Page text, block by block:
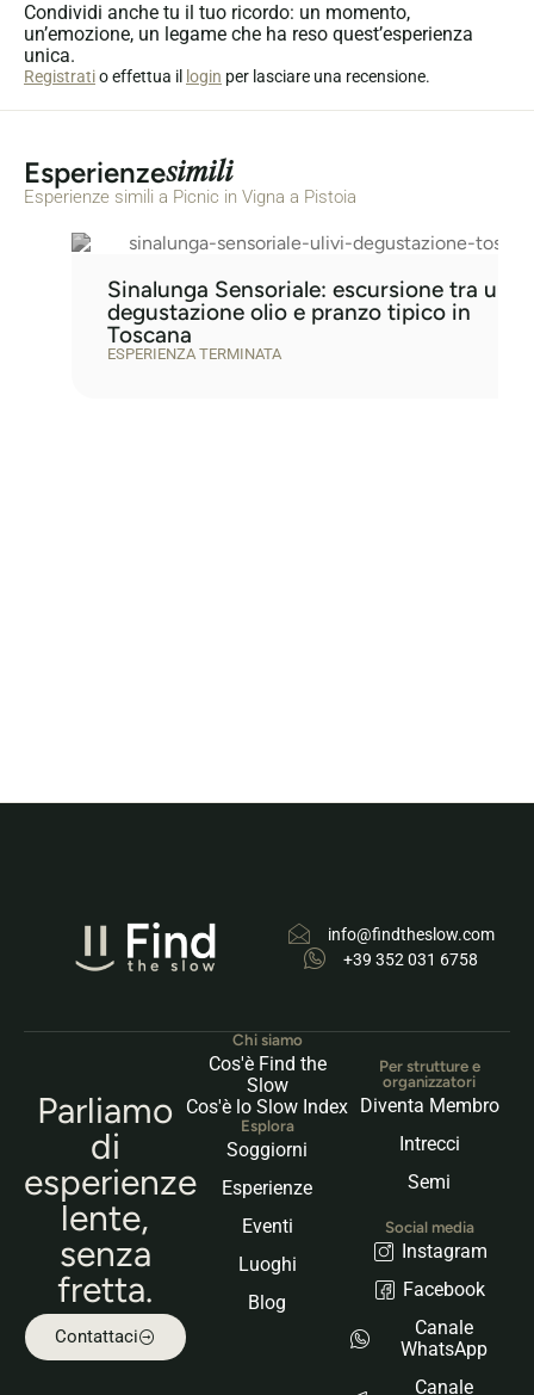
Condividi anche tu il tuo ricordo: un momento,
un’emozione, un legame che ha reso quest’esperienza
unica.
Registratio effettua il login per lasciare una recensione.
Esperienzesimili
Esperienze simili a Picnic in Vigna a Pistoia
Sinalunga Sensoriale: escursione tra ulivi,
degustazione olio e pranzo tipico in
Toscana
ESPERIENZA TERMINATA
info@findtheslow.com
+39 352 031 6758
Parliamo
di
esperienze
lente,
senza
fretta.
Contattaci
Chi siamo
Cos'è Find the
Slow
Cos'è lo Slow Index
Esplora
Soggiorni
Esperienze
Eventi
Luoghi
Blog
Per strutture e
organizzatori
Diventa Membro
Intrecci
Semi
Social media
Instagram
Facebook
Canale
WhatsApp
Canale